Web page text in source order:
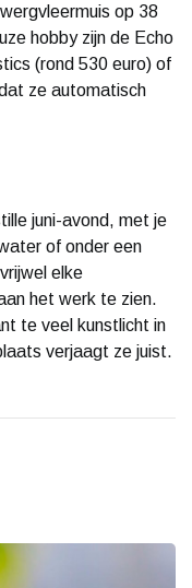
op 38
hobby zijn de Echo
(rond 530 euro) of
ze automatisch
juni-avond, met je
of onder een
elke
het werk te zien.
te veel kunstlicht in
verjaagt ze juist.